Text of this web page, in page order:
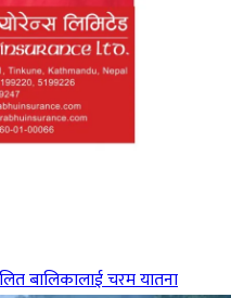
बालिकालाई चरम यातना